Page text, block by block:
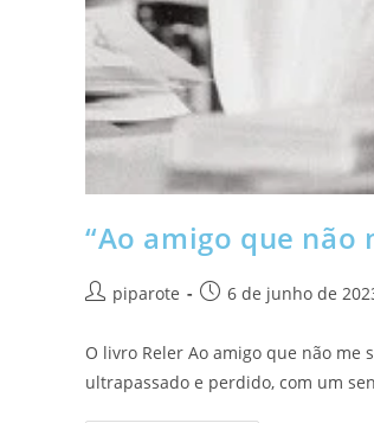
“Ao amigo que não
piparote 6 de junho de
O livro Reler Ao amigo que não
ultrapassado e perdido, com um